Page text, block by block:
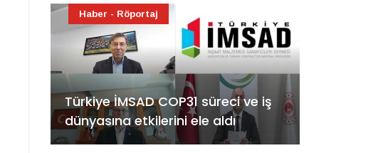
Türkiye İMSAD COP31 süreci ve iş
dünyasına etkilerini ele aldı
Haber - Röportaj